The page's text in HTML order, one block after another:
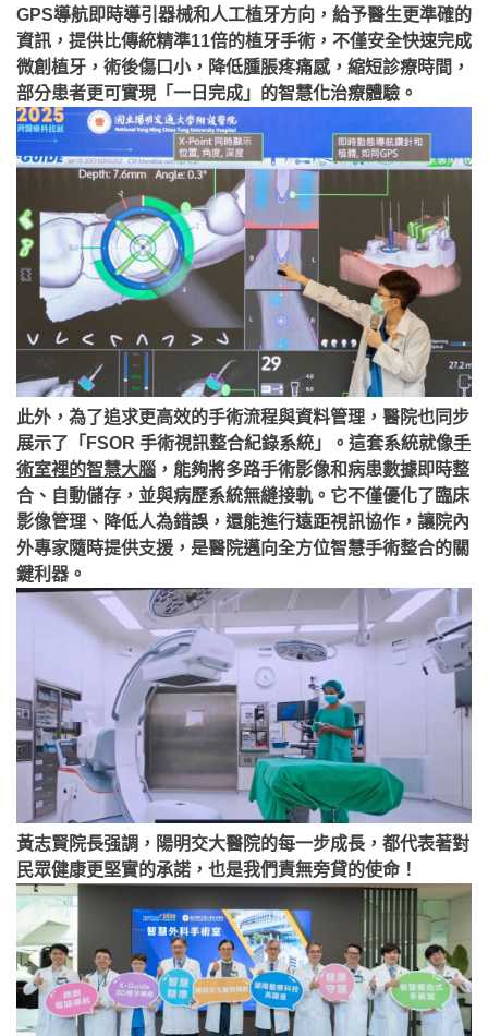
GPS導航即時導引器械和人工植牙方向，給予醫生更準確的
資訊，提供比傳統精準11倍的植牙手術，不僅安全快速完成
微創植牙，術後傷口小，降低腫脹疼痛感，縮短診療時間，
部分患者更可實現「一日完成」的智慧化治療體驗。
此外，為了追求更高效的手術流程與資料管理，醫院也同步
展示了「FSOR 手術視訊整合紀錄系統」。這套系統就像手
術室裡的智慧大腦 ，能夠將多路手術影像和病患數據即時整
合、自動儲存，並與病歷系統無縫接軌。它不僅優化了臨床
影像管理、降低人為錯誤，還能進行遠距視訊協作，讓院內
外專家隨時提供支援，是醫院邁向全方位智慧手術整合的關
鍵利器。
黃志賢院長强調，陽明交大醫院的每一步成長，都代表著對
民眾健康更堅實的承諾，也是我們責無旁貸的使命！